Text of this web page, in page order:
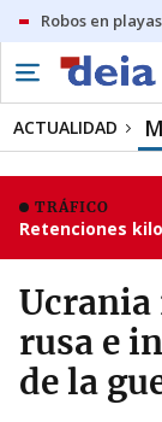
Robos en playas
ACTUALIDAD
TRÁFICO
Retenciones
Ucrania
rusa e
de la